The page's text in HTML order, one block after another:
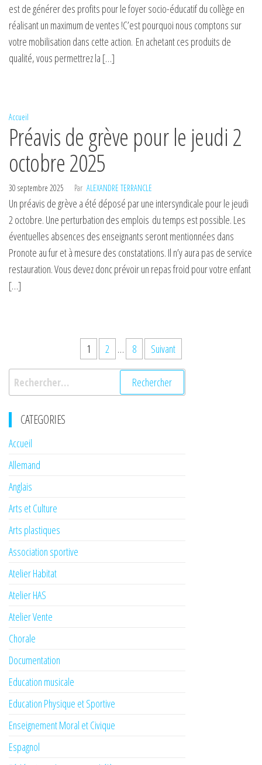
est de générer des profits pour le foyer socio-éducatif du collège en
réalisant un maximum de ventes !C’est pourquoi nous comptons sur
votre mobilisation dans cette action. En achetant ces produits de
qualité, vous permettrez la […]
Accueil
Préavis de grève pour le jeudi 2
octobre 2025
30 septembre 2025 Par ALEXANDRE TERRANCLE
Un préavis de grève a été déposé par une intersyndicale pour le jeudi
2 octobre. Une perturbation des emplois du temps est possible. Les
éventuelles absences des enseignants seront mentionnées dans
Pronote au fur et à mesure des constatations. Il n’y aura pas de service
restauration. Vous devez donc prévoir un repas froid pour votre enfant
[…]
des
publications
1 2 … 8
Suivant
Rechercher :
CATEGORIES
Accueil
Allemand
Anglais
Arts et Culture
Arts plastiques
Association sportive
Atelier Habitat
Atelier HAS
Atelier Vente
Chorale
Documentation
Education musicale
Education Physique et Sportive
Enseignement Moral et Civique
Espagnol